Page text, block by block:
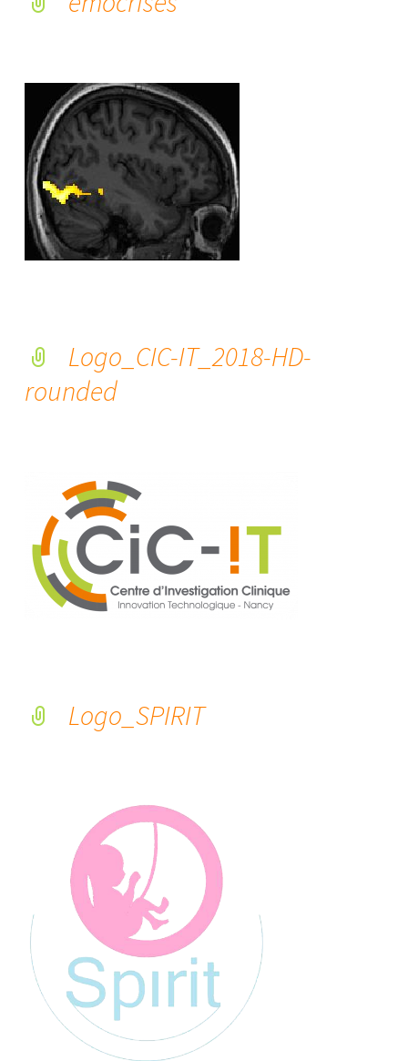
Logo_CIC-IT_2018-HD-
rounded
Logo_SPIRIT